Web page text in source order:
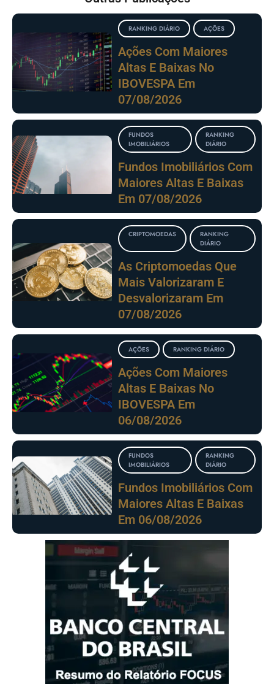
RANKING DIÁRIO AÇÕES
Ações Com Maiores
Altas E Baixas No
IBOVESPA Em
07/08/2026
FUNDOS
IMOBILIÁRIOS
RANKING
DIÁRIO
Fundos Imobiliários Com
Maiores Altas E Baixas
Em 07/08/2026
CRIPTOMOEDAS
RANKING
DIÁRIO
As Criptomoedas Que
Mais Valorizaram E
Desvalorizaram Em
07/08/2026
AÇÕES RANKING DIÁRIO
Ações Com Maiores
Altas E Baixas No
IBOVESPA Em
06/08/2026
FUNDOS
IMOBILIÁRIOS
RANKING
DIÁRIO
Fundos Imobiliários Com
Maiores Altas E Baixas
Em 06/08/2026